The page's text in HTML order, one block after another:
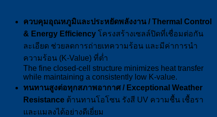
ควบคุมอุณหภูมิและประหยัดพลังงาน / Thermal Control
& Energy Efficiency โครงสร้างเซลล์ปิดที่เชื่อมต่อกัน
ละเอียด ช่วยลดการถ่ายเทความร้อน และมีค่าการนำ
ความร้อน (K-Value) ที่ต่ำ
The fine closed-cell structure minimizes heat transfer
while maintaining a consistently low K-value.
ทนทานสูงต่อทุกสภาพอากาศ / Exceptional Weather
Resistance ต้านทานโอโซน รังสี UV ความชื้น เชื้อรา
และแมลงได้อย่างดีเยี่ยม